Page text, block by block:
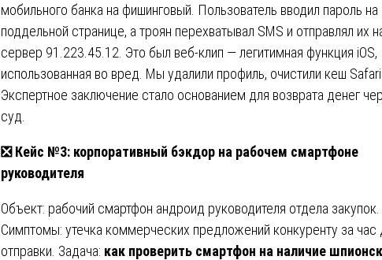
мобильного банка на фишинговый. Пользователь вводил пароль на
поддельной странице, а троян перехватывал SMS и отправлял их
сервер 91.223.45.12. Это был веб-клип — легитимная функция iOS,
использованная во вред. Мы удалили профиль, очистили кеш
Экспертное заключение стало основанием для возврата денег
суд.
❎Кейс №3: корпоративный бэкдор на рабочем смартфоне
руководителя
Объект: рабочий смартфон андроид руководителя отдела закупок.
Симптомы: утечка коммерческих предложений конкуренту за час
отправки. Задача: как проверить смартфон на наличие